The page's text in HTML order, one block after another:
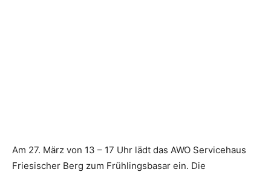
Am 27. März von 13 – 17 Uhr lädt das AWO Servicehaus
Friesischer Berg zum Frühlingsbasar ein. Die